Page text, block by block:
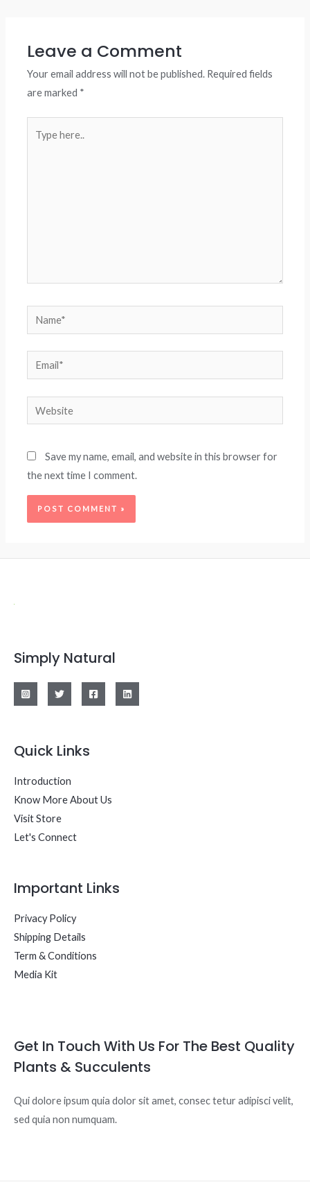
Leave a Comment
Your email address will not be published. Required fields
are marked *
here..
Name*
Email*
Website
Save my name, email, and website in this browser for
the next time I comment.
Simply Natural
Quick Links
Introduction
Know More About Us
Visit Store
Let's Connect
Important Links
Privacy Policy
Shipping Details
Term & Conditions
Media Kit
Get In Touch With Us For The Best Quality
Plants & Succulents
Qui dolore ipsum quia dolor sit amet, consec tetur adipisci velit,
sed quia non numquam.